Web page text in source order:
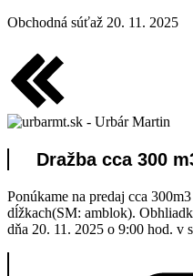
Obchodná súťaž 20. 11. 2025
Dražba cca 300
Ponúkame na predaj cca
dĺžkach(SM: amblok).
dňa 20. 11. 2025 o 9:00 hod. v